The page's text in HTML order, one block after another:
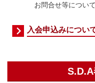
お問合せ等につい
入会申込みについ